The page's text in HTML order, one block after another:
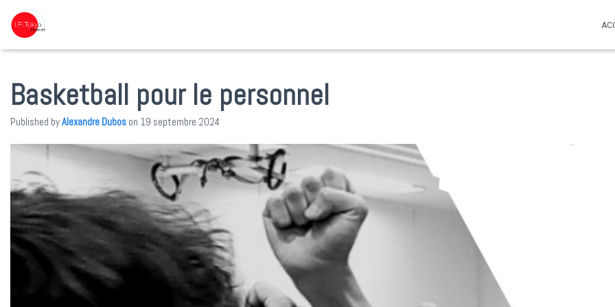
Basketball pour le personnel
Published byAlexandre Dubos on 19 septembre 2024